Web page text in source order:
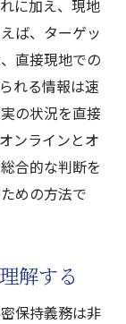
に加え、現地
ば、ターゲッ
直接現地での
れる情報は速
の状況を直接
ンラインとオ
合的な判断を
めの方法で
解する
保持義務は非